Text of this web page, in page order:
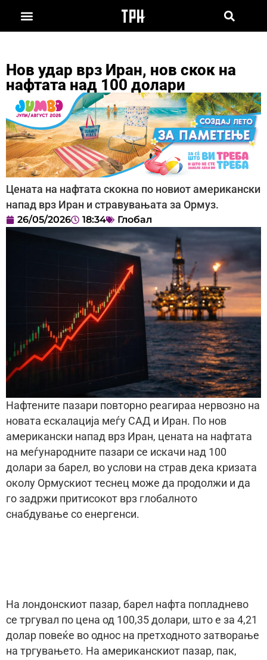
Нов удар врз Иран, нов скок на
нафтата над 100 долари
Цената на нафтата скокна по новиот американски
напад врз Иран и стравувањата за Ормуз.
26/05/2026 18:34 Глобал
Нафтените пазари повторно реагираа нервозно на
новата ескалација меѓу САД и Иран. По нов
американски напад врз Иран, цената на нафтата
на меѓународните пазари се искачи над 100
долари за барел, во услови на страв дека кризата
околу Ормускиот теснец може да продолжи и да
го задржи притисокот врз глобалното
снабдување со енергенси.
На лондонскиот пазар, барел нафта попладнево
се тргувал по цена од 100,35 долари, што е за 4,21
долар повеќе во однос на претходното затворање
на тргувањето. На американскиот пазар, пак,